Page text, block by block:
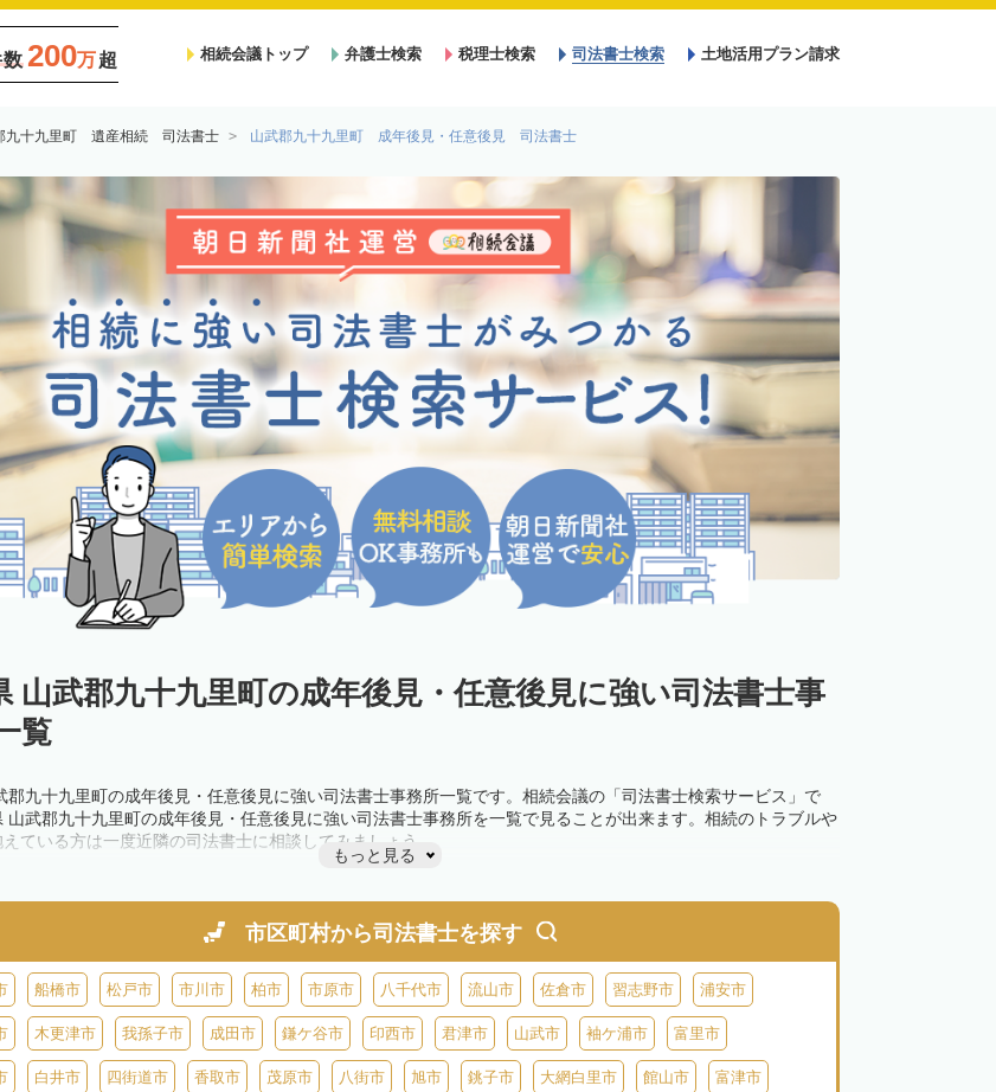
数 200万超 相続会議トップ 弁護士検索 税理士検索 司法書士検索 土地活用プラン請求
九十九里町 遺産相続 司法書士 山武郡九十九里町 成年後見・任意後見 司法書士
山武郡九十九里町の成年後見・任意後見に強い司法書士事
覧
郡九十九里町の成年後見・任意後見に強い司法書士事務所一覧です。相続会議の「司法書士検索サービス」で
山武郡九十九里町の成年後見・任意後見に強い司法書士事務所を一覧で見ることが出来ます。相続のトラブルや
ている方は一度近隣の司法書士に相談してみましょう。
もっと見る
市区町村から司法書士を探す
船橋市 松戸市 市川市 柏市 市原市 八千代市 流山市 佐倉市 習志野市 浦安市
木更津市 我孫子市 成田市 鎌ケ谷市 印西市 君津市 山武市 袖ケ浦市 富里市
白井市 四街道市 香取市 茂原市 八街市 旭市 銚子市 大網白里市 館山市 富津市